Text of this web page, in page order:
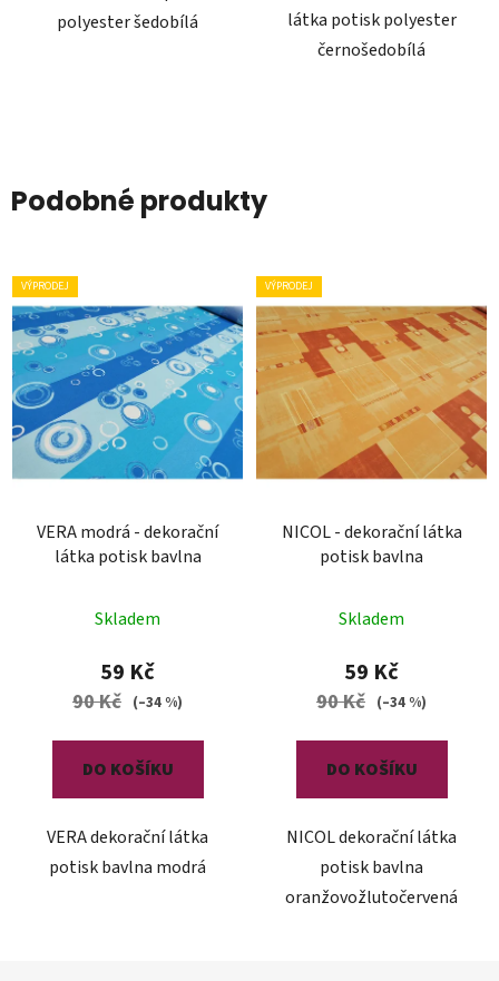
polyester šedobílá
látka potisk polyester
černošedobílá
Podobné produkty
VÝPRODEJ
VERA modrá - dekorační
látka potisk bavlna
Skladem
59 Kč
90 Kč (–34 %)
DO KOŠÍKU
VERA dekorační látka
potisk bavlna modrá
VÝPRODEJ
NICOL - dekorační látka
potisk bavlna
Skladem
59 Kč
90 Kč (–34 %)
DO KOŠÍKU
NICOL dekorační látka
potisk bavlna
oranžovožlutočervená